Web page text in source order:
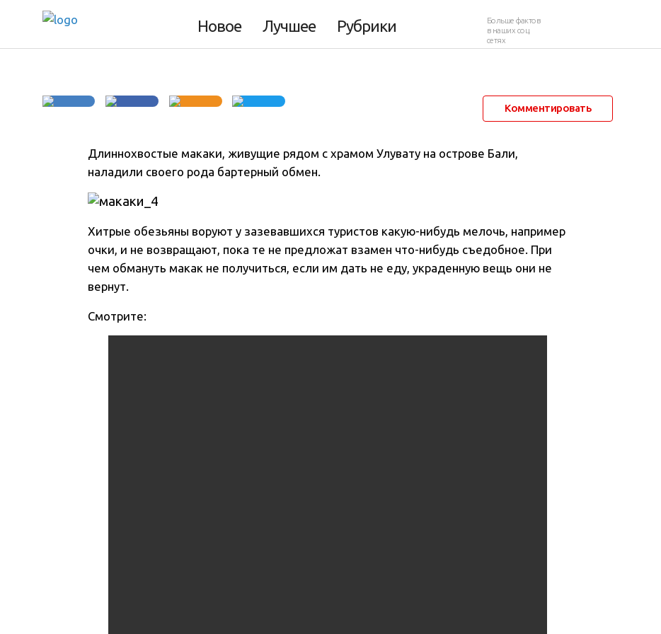
Новое Лучшее Рубрики
Больше фактов
в наших соц.
сетях
Комментировать
Длиннохвостые макаки, живущие рядом с храмом Улувату на острове Бали,
наладили своего рода бартерный обмен.
Хитрые обезьяны воруют у зазевавшихся туристов какую-нибудь мелочь, например
очки, и не возвращают, пока те не предложат взамен что-нибудь съедобное. При
чем обмануть макак не получиться, если им дать не еду, украденную вещь они не
вернут.
Смотрите: